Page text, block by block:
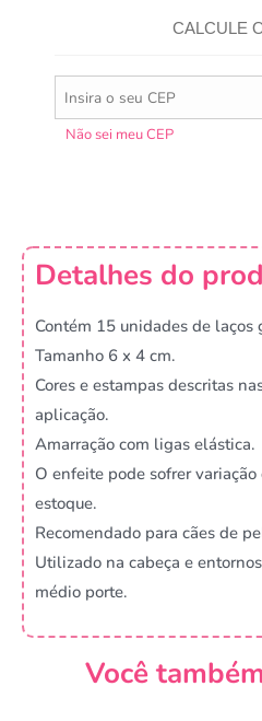
CALCULE
Não sei meu CEP
Detalhes do
Contém 15 unidades de laços
Tamanho 6 x 4 cm.
Cores e estampas descritas
aplicação.
Amarração com ligas elástica.
O enfeite pode sofrer
estoque.
Recomendado para cães de
Utilizado na cabeça e
médio porte.
Você